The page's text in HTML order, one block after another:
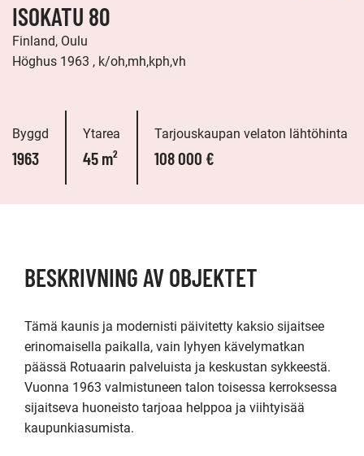
ISOKATU 80
Finland, Oulu
Höghus 1963 , k/oh,mh,kph,vh
Byggd
1963
Ytarea
45 m²
Tarjouskaupan velaton lähtöhinta
108 000 €
BESKRIVNING AV OBJEKTET
Tämä kaunis ja modernisti päivitetty kaksio sijaitsee
erinomaisella paikalla, vain lyhyen kävelymatkan
päässä Rotuaarin palveluista ja keskustan sykkeestä.
Vuonna 1963 valmistuneen talon toisessa kerroksessa
sijaitseva huoneisto tarjoaa helppoa ja viihtyisää
kaupunkiasumista.